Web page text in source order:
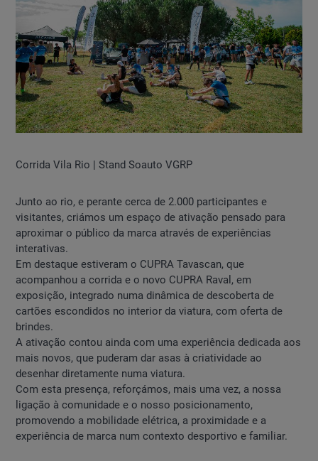
Corrida Vila Rio | Stand Soauto VGRP
Junto ao rio, e perante cerca de 2.000 participantes e
visitantes, criámos um espaço de ativação pensado para
aproximar o público da marca através de experiências
interativas.
Em destaque estiveram o CUPRA Tavascan, que
acompanhou a corrida e o novo CUPRA Raval, em
exposição, integrado numa dinâmica de descoberta de
cartões escondidos no interior da viatura, com oferta de
brindes.
A ativação contou ainda com uma experiência dedicada aos
mais novos, que puderam dar asas à criatividade ao
desenhar diretamente numa viatura.
Com esta presença, reforçámos, mais uma vez, a nossa
ligação à comunidade e o nosso posicionamento,
promovendo a mobilidade elétrica, a proximidade e a
experiência de marca num contexto desportivo e familiar.